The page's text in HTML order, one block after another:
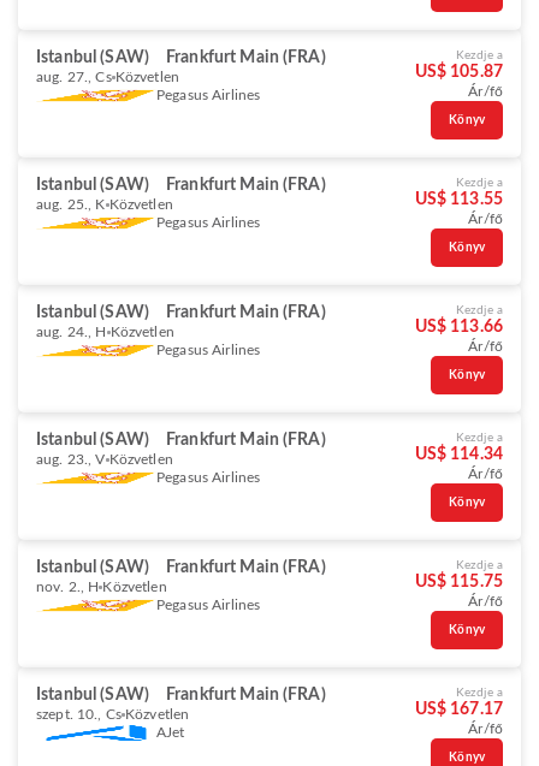
Istanbul (SAW) Frankfurt Main (FRA)
aug. 27., Cs Közvetlen
Pegasus Airlines
Kezdje a
US$ 105.87
Ár/fő
Könyv
Istanbul (SAW) Frankfurt Main (FRA)
aug. 25., K Közvetlen
Pegasus Airlines
Kezdje a
US$ 113.55
Ár/fő
Könyv
Istanbul (SAW) Frankfurt Main (FRA)
aug. 24., H Közvetlen
Pegasus Airlines
Kezdje a
US$ 113.66
Ár/fő
Könyv
Istanbul (SAW) Frankfurt Main (FRA)
aug. 23., V Közvetlen
Pegasus Airlines
Kezdje a
US$ 114.34
Ár/fő
Könyv
Istanbul (SAW) Frankfurt Main (FRA)
nov. 2., H Közvetlen
Pegasus Airlines
Kezdje a
US$ 115.75
Ár/fő
Könyv
Istanbul (SAW) Frankfurt Main (FRA)
szept. 10., Cs Közvetlen
AJet
Kezdje a
US$ 167.17
Ár/fő
Könyv